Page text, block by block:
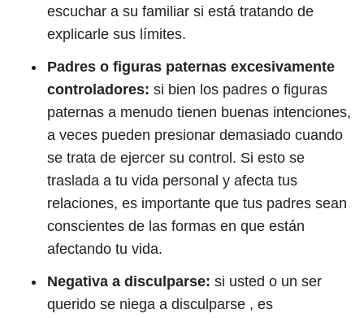
escuchar a su familiar si está tratando de
explicarle sus límites.
Padres o figuras paternas excesivamente
controladores: si bien los padres o figuras
paternas a menudo tienen buenas intenciones,
a veces pueden presionar demasiado cuando
se trata de ejercer su control. Si esto se
traslada a tu vida personal y afecta tus
relaciones, es importante que tus padres sean
conscientes de las formas en que están
afectando tu vida.
Negativa a disculparse: si usted o un ser
querido se niega a disculparse , es